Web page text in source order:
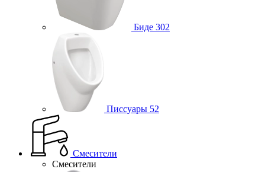
Биде 302
Писсуары 52
Смесители
Смесители